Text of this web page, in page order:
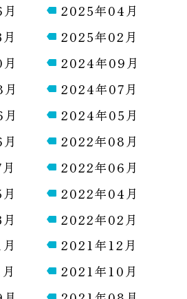
2025年04月
2025年02月
2024年09月
2024年07月
2024年05月
2022年08月
2022年06月
2022年04月
2022年02月
2021年12月
2021年10月